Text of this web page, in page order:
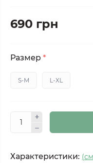
690 грн
Размер *
S-M L-XL
Характеристики: